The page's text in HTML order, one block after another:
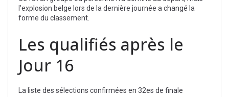
l’explosion belge lors de la dernière journée a changé la
forme du classement.
Les qualifiés après le
Jour 16
La liste des sélections confirmées en 32es de finale